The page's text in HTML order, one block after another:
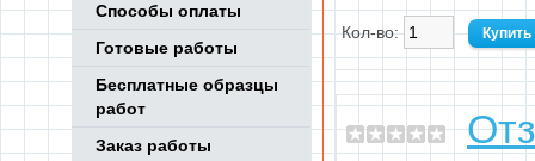
Способы оплаты
Готовые работы
Бесплатные образцы
работ
Заказ работы
Кол-во: